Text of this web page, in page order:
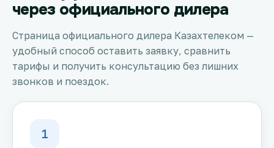
через официального дилера
Страница официального дилера Казахтелеком —
удобный способ оставить заявку, сравнить
тарифы и получить консультацию без лишних
звонков и поездок.
1